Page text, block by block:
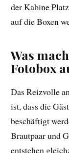
der Kabine
auf die Boxen
Was
Fotobox
Das Reizvolle
ist, dass die
beschäftigt
Brautpaar und
entstehen